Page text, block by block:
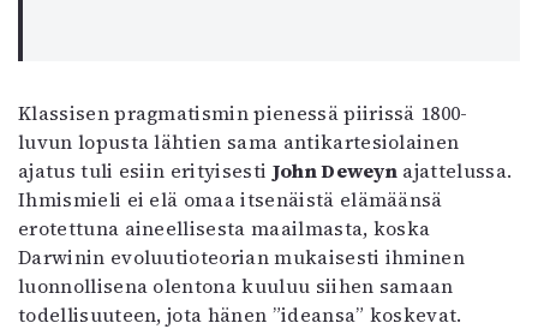
Klassisen pragmatismin pienessä piirissä 1800-
luvun lopusta lähtien sama antikartesiolainen
ajatus tuli esiin erityisesti John Deweyn ajattelussa.
Ihmismieli ei elä omaa itsenäistä elämäänsä
erotettuna aineellisesta maailmasta, koska
Darwinin evoluutioteorian mukaisesti ihminen
luonnollisena olentona kuuluu siihen samaan
todellisuuteen, jota hänen ”ideansa” koskevat.